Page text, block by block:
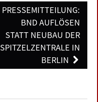
PRESSEMITTEILUNG:
BND AUFLÖSEN
STATT NEUBAU DER
SPITZELZENTRALE IN
BERLIN